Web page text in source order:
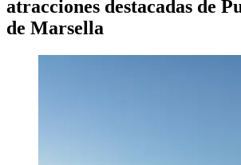
atracciones destacadas de
de Marsella